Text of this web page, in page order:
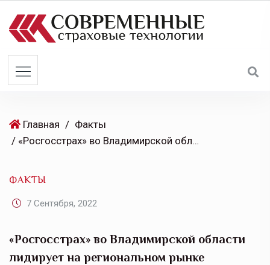
Главная / Факты
/ «Росгосстрах» во Владимирской области лидирует на региональном рынке страхования имущества граждан
ФАКТЫ
7 Сентября, 2022
«Росгосстрах» во Владимирской области
лидирует на региональном рынке